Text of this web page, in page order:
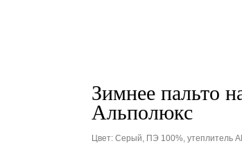
Зимнее пальто
Альполюкс
Цвет: Серый, ПЭ 100%, утеплитель